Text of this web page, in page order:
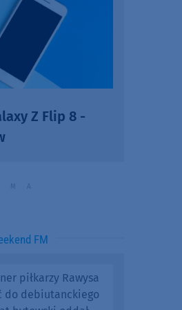
Z Flip 8 -
FM
piłkarzy Rawysa
do debiutanckiego